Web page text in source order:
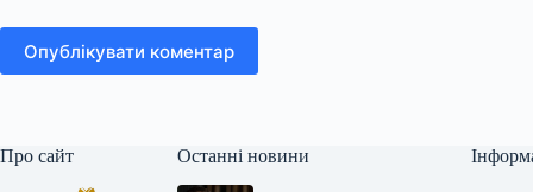
Опублікувати коментар
Про сайт Останні новини